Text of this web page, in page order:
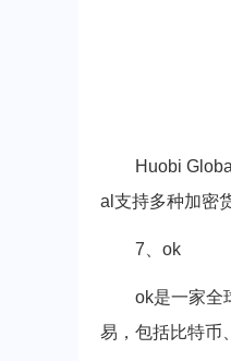
Huobi
al支持多种加密
7、ok
ok是一家全
易，包括比特币